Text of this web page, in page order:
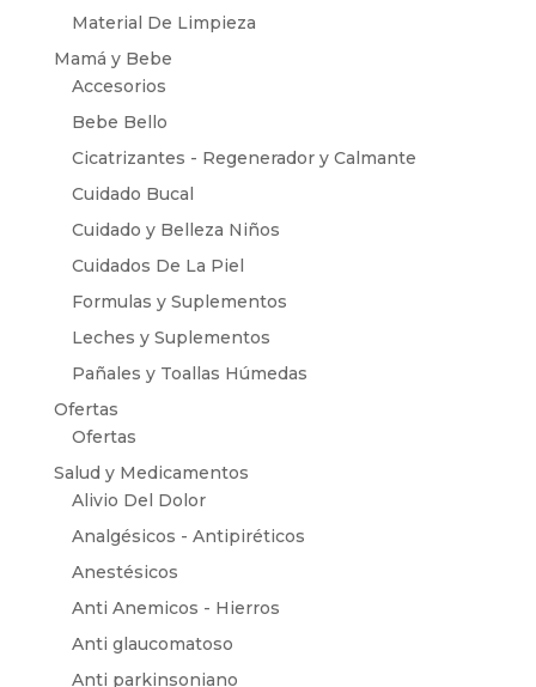
Material De Limpieza
Mamá y Bebe
Accesorios
Bebe Bello
Cicatrizantes - Regenerador y Calmante
Cuidado Bucal
Cuidado y Belleza Niños
Cuidados De La Piel
Formulas y Suplementos
Leches y Suplementos
Pañales y Toallas Húmedas
Ofertas
Ofertas
Salud y Medicamentos
Alivio Del Dolor
Analgésicos - Antipiréticos
Anestésicos
Anti Anemicos - Hierros
Anti glaucomatoso
Anti parkinsoniano